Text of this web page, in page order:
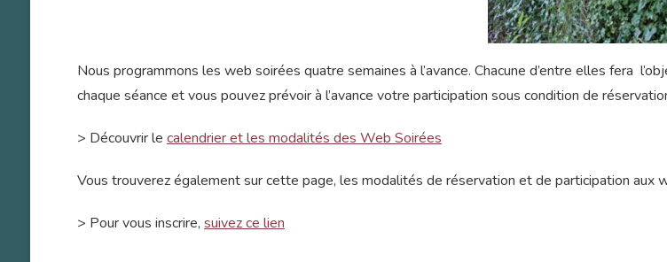
Nous programmons les web soirées quatre semaines à l’avance. Chacune d’entre elles fera
chaque séance et vous pouvez prévoir à l’avance votre participation sous condition de
> Découvrir le calendrier et les modalités des Web Soirées
Vous trouverez également sur cette page, les modalités de réservation et de participation aux
> Pour vous inscrire, suivez ce lien